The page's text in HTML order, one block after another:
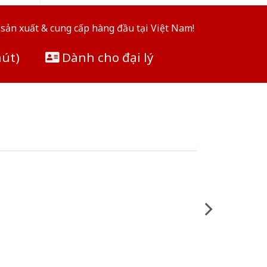
xuất & cung cấp hàng đầu tại Việt Nam!
Dành cho đại lý